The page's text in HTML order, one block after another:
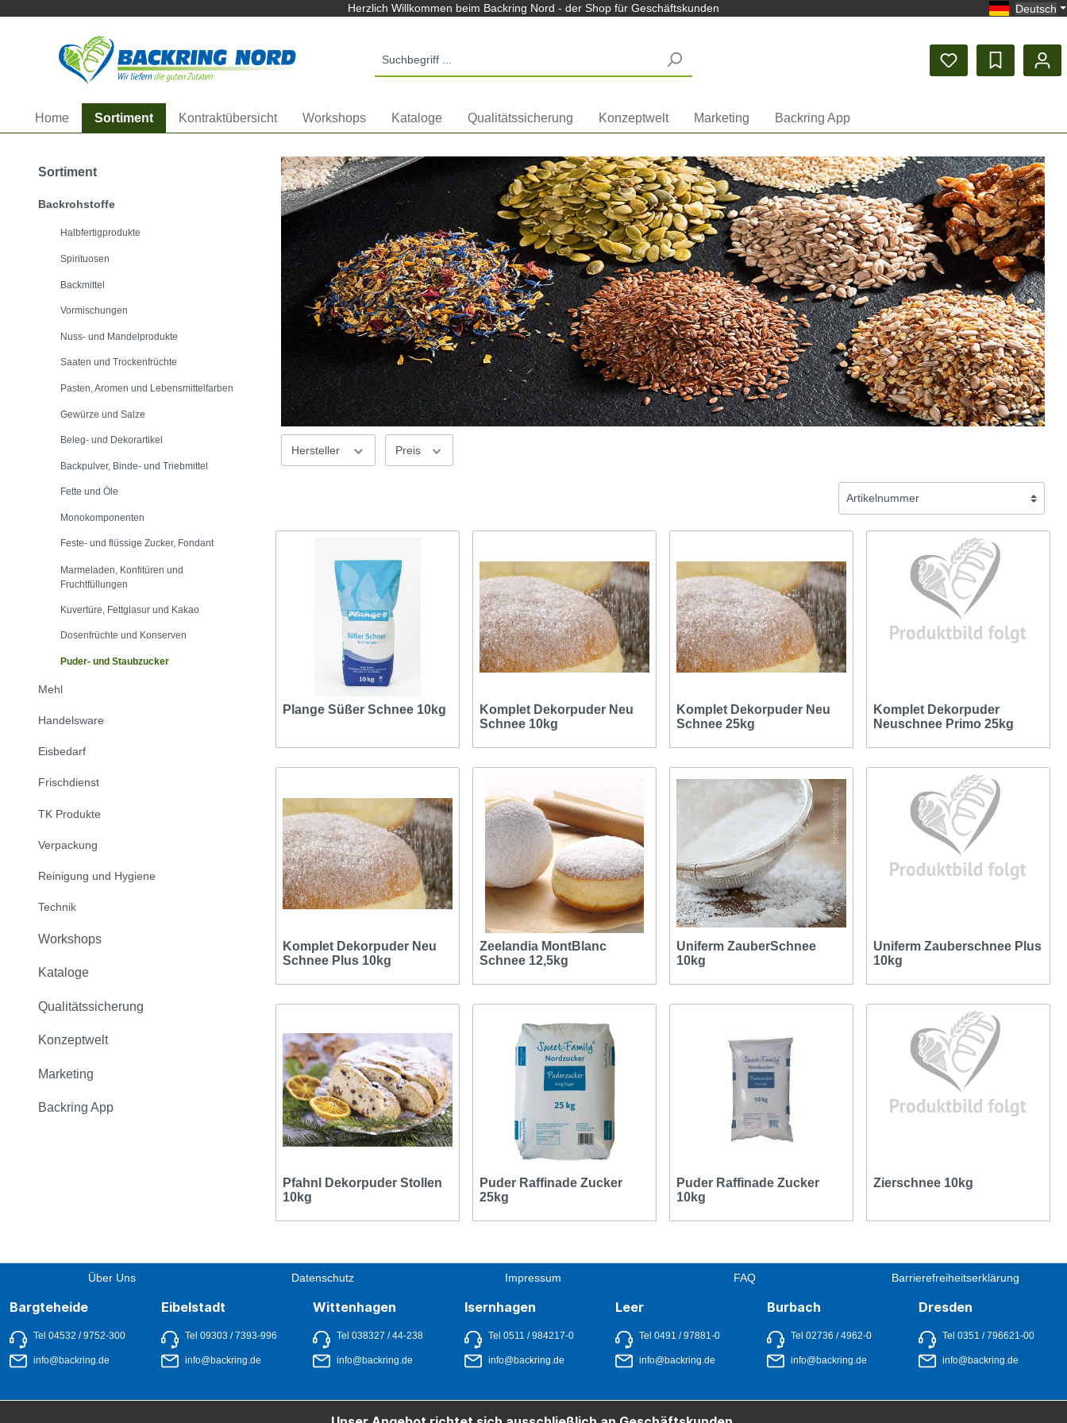
Herzlich Willkommen beim Backring Nord Shop
Herzlich Willkommen beim Backring Nord - der Shop für Geschäftskunden Deutsch
Home Sortiment Kontraktübersicht Workshops Kataloge Qualitätssicherung Konzeptwelt Marketing Backring App
Sortiment
Backrohstoffe
Halbfertigprodukte
Spirituosen
Backmittel
Vormischungen
Nuss- und Mandelprodukte
Saaten und Trockenfrüchte
Pasten, Aromen und Lebensmittelfarben
Gewürze und Salze
Beleg- und Dekorartikel
Backpulver, Binde- und Triebmittel
Fette und Öle
Monokomponenten
Feste- und flüssige Zucker, Fondant
Marmeladen, Konfitüren und
Fruchtfüllungen
Kuvertüre, Fettglasur und Kakao
Dosenfrüchte und Konserven
Puder- und Staubzucker
Mehl
Handelsware
Eisbedarf
Frischdienst
TK Produkte
Verpackung
Reinigung und Hygiene
Technik
Workshops
Kataloge
Qualitätssicherung
Konzeptwelt
Marketing
Backring App
Hersteller Preis
Plange Süßer Schnee 10kg
Komplet Dekorpuder Neu
Schnee 10kg
Komplet Dekorpuder Neu
Schnee 25kg
Komplet Dekorpuder
Neuschnee Primo 25kg
Komplet Dekorpuder Neu
Schnee Plus 10kg
Zeelandia MontBlanc
Schnee 12,5kg
Uniferm ZauberSchnee
10kg
Uniferm Zauberschnee Plus
10kg
Pfahnl Dekorpuder Stollen
10kg
Puder Raffinade Zucker
25kg
Puder Raffinade Zucker
10kg
Zierschnee 10kg
Über Uns Datenschutz Impressum FAQ Barrierefreiheitserklärung
Bargteheide
Tel 04532 / 9752-300
info@backring.de
Eibelstadt
Tel 09303 / 7393-996
info@backring.de
Wittenhagen
Tel 038327 / 44-238
info@backring.de
Isernhagen
Tel 0511 / 984217-0
info@backring.de
Leer
Tel 0491 / 97881-0
info@backring.de
Burbach
Tel 02736 / 4962-0
info@backring.de
Dresden
Tel 0351 / 796621-00
info@backring.de